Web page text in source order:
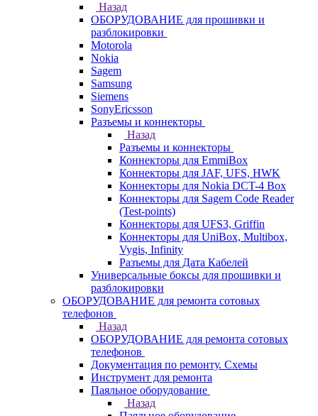
Назад
ОБОРУДОВАНИЕ для прошивки и
разблокировки
Motorola
Nokia
Sagem
Samsung
Siemens
SonyEricsson
Разъемы и коннекторы
Назад
Разъемы и коннекторы
Коннекторы для EmmiBox
Коннекторы для JAF, UFS, HWK
Коннекторы для Nokia DCT-4 Box
Коннекторы для Sagem Code Reader
(Test-points)
Коннекторы для UFS3, Griffin
Коннекторы для UniBox, Multibox,
Vygis, Infinity
Разъемы для Дата Кабелей
Универсальные боксы для прошивки и
разблокировки
ОБОРУДОВАНИЕ для ремонта сотовых
телефонов
Назад
ОБОРУДОВАНИЕ для ремонта сотовых
телефонов
Документация по ремонту. Схемы
Инструмент для ремонта
Паяльное оборудование
Назад